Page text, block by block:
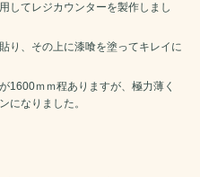
してレジカウンターを製作しまし
り、その上に漆喰を塗ってキレイに
1600ｍｍ程ありますが、極力薄く
になりました。